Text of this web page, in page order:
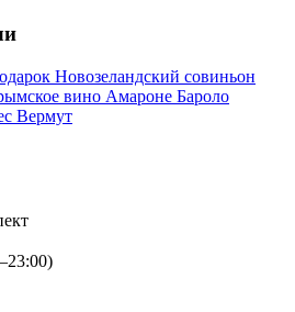
Новозеландский совиньон
вино Амароне Бароло
Вермут